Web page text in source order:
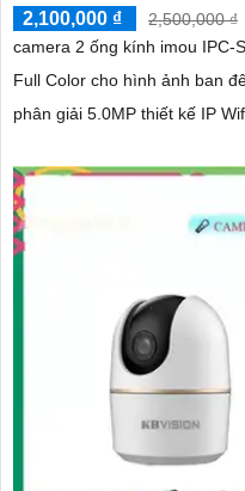
2,100,000 ₫
2,500,000 ₫
camera 2 ống kính imou IPC-
Full Color cho hình ảnh ban
phân giải 5.0MP thiết kế IP